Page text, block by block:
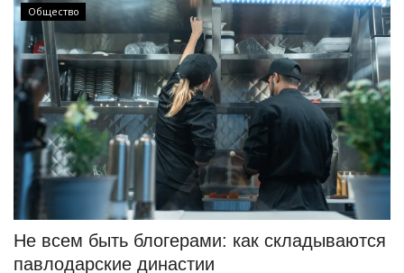
Общество
Не всем быть блогерами: как складываются
павлодарские династии